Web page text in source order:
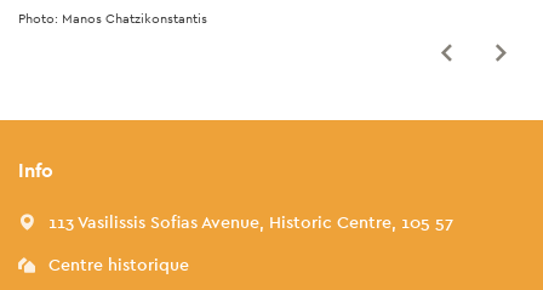
Photo: Manos Chatzikonstantis
Info
113 Vasilissis Sofias Avenue, Historic Centre, 105 57
Centre historique